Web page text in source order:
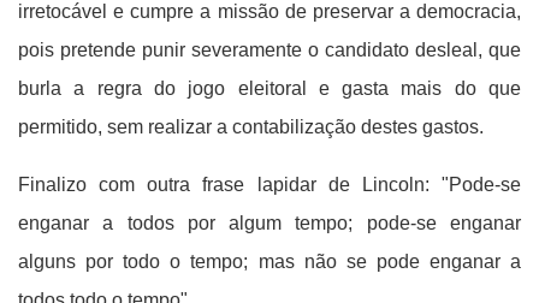
irretocável e cumpre a missão de preservar a democracia,
pois pretende punir severamente o candidato desleal, que
burla a regra do jogo eleitoral e gasta mais do que
permitido, sem realizar a contabilização destes gastos.
Finalizo com outra frase lapidar de Lincoln: "Pode-se
enganar a todos por algum tempo; pode-se enganar
alguns por todo o tempo; mas não se pode enganar a